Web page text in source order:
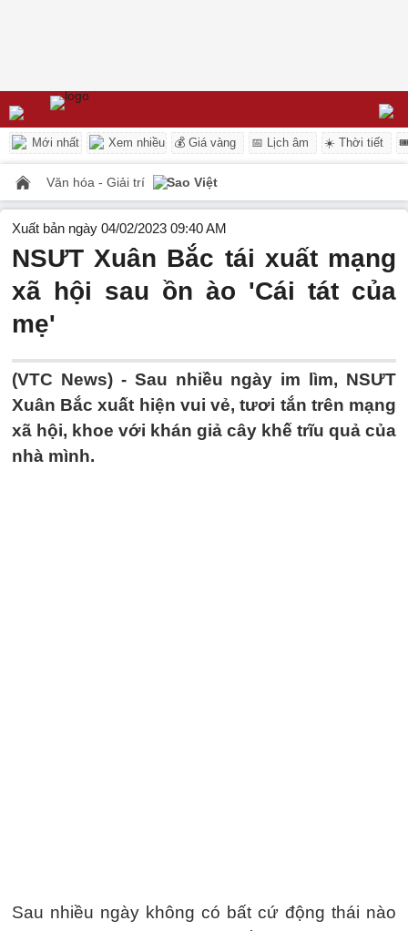
Mới nhất Xem nhiều 💰 Giá vàng 📅 Lịch âm ☀️ Thời tiết
Văn hóa - Giải trí Sao Việt
Xuất bản ngày 04/02/2023 09:40 AM
NSƯT Xuân Bắc tái xuất mạng
xã hội sau ồn ào 'Cái tát của
mẹ'
(VTC News) - Sau nhiều ngày im lìm, NSƯT
Xuân Bắc xuất hiện vui vẻ, tươi tắn trên mạng
xã hội, khoe với khán giả cây khế trĩu quả của
nhà mình.
Sau nhiều ngày không có bất cứ động thái nào